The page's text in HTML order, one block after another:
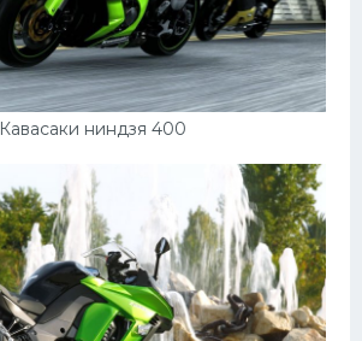
Кавасаки ниндзя 400